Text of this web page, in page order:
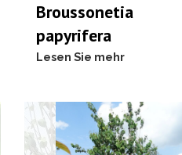
Broussonetia
papyrifera
Lesen Sie mehr